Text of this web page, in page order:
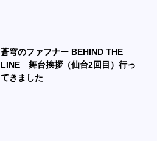
蒼穹のファフナー BEHIND THE
LINE 舞台挨拶（仙台2回目）行っ
てきました